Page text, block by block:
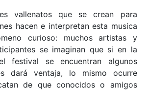
vallenatos que se crean para
hacen e interpretan esta musica
curioso: muchos artistas y
se imaginan que si en la
festival se encuentran algunos
dará ventaja, lo mismo ocurre
de que conocidos o amigos